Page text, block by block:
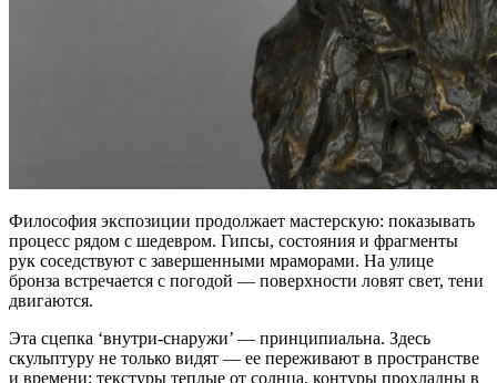
Философия экспозиции продолжает мастерскую: показывать
процесс рядом с шедевром. Гипсы, состояния и фрагменты
рук соседствуют с завершенными мраморами. На улице
бронза встречается с погодой — поверхности ловят свет, тени
двигаются.
Эта сцепка ‘внутри‑снаружи’ — принципиальна. Здесь
скульптуру не только видят — ее переживают в пространстве
и времени: текстуры теплые от солнца, контуры прохладны в